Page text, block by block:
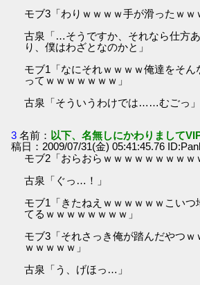
モブ3「わりｗｗｗｗ手が滑ったｗｗ
古泉「…そうですか、それなら仕方
り、僕はわざとなのかと」
モブ1「なにそれｗｗｗｗ俺達をそん
ってｗｗｗｗｗｗｗ」
古泉「そういうわけでは……むごっ」
3 名前： 以下、名無しにかわりまして
稿日：2009/07/31(金) 05:41:45.76
モブ2「おらおらｗｗｗｗｗｗｗｗｗ
古泉「ぐっ…！」
モブ1「きたねえｗｗｗｗｗｗこいつ
てるｗｗｗｗｗｗｗｗ」
モブ3「それさっき俺が踏んだやつｗ
ｗｗｗｗｗ」
古泉「う、げほっ…」